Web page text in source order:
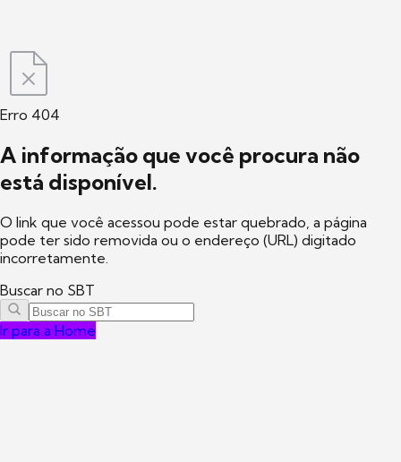
Erro 404
A informação que você procura não
está disponível.
O link que você acessou pode estar quebrado, a página
pode ter sido removida ou o endereço (URL) digitado
incorretamente.
Buscar no SBT
Ir para a Home